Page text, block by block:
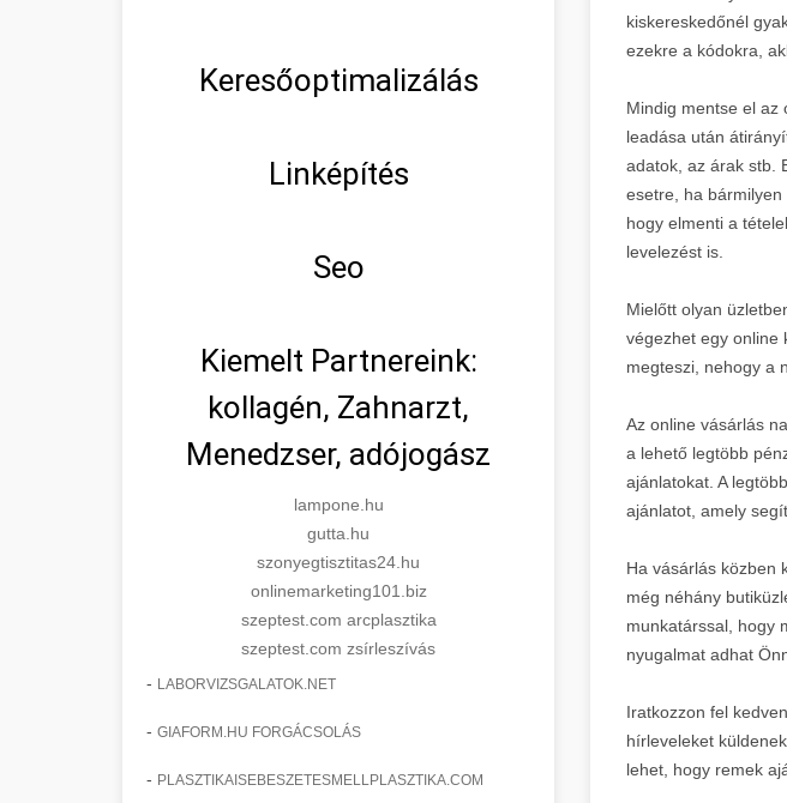
Keresőoptimalizálás
Linképítés
Seo
Kiemelt Partnereink:
kollagén, Zahnarzt,
Menedzser, adójogász
lampone.hu
gutta.hu
szonyegtisztitas24.hu
onlinemarketing101.biz
szeptest.com arcplasztika
szeptest.com zsírleszívás
- LABORVIZSGALATOK.NET
- GIAFORM.HU FORGÁCSOLÁS
- PLASZTIKAISEBESZETESMELLPLASZTIKA.COM
kiskereskedőnél
ezekre a kódokra,
Mindig mentse el az
leadása után
adatok, az árak stb.
esetre, ha
hogy elmenti a
levelezést is.
Mielőtt olyan
végezhet egy online
megteszi, nehogy a
Az online vásárlás
a lehető legtöbb
ajánlatokat. A
ajánlatot, amely
Ha vásárlás közben
még néhány
munkatárssal, hogy
nyugalmat adhat
Iratkozzon fel
hírleveleket
lehet, hogy remek